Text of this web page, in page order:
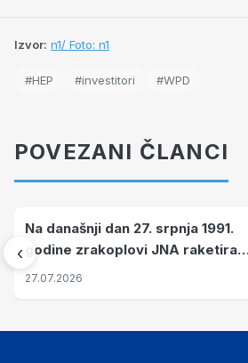
Izvor: n1/ Foto: n1
#HEP #investitori #WPD
POVEZANI ČLANCI
‹
Na današnji dan 27. srpnja 1991.
godine zrakoplovi JNA raketirali
su vojarnu i obučni centar "Nikola
27.07.2026